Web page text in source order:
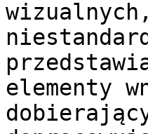
elementy